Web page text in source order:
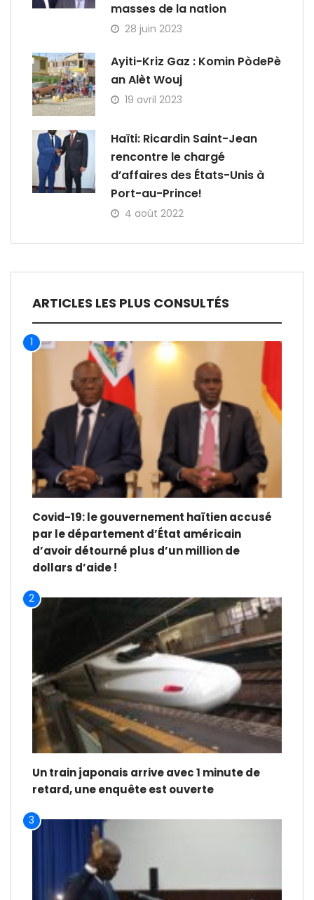
masses de la nation
28 juin 2023
Ayiti-Kriz Gaz : Komin PòdePè
an Alèt Wouj
19 avril 2023
Haïti: Ricardin Saint-Jean
rencontre le chargé
d’affaires des États-Unis à
Port-au-Prince!
4 août 2022
ARTICLES LES PLUS CONSULTÉS
1
Covid-19: le gouvernement haïtien accusé
par le département d’État américain
d’avoir détourné plus d’un million de
dollars d’aide !
2
Un train japonais arrive avec 1 minute de
retard, une enquête est ouverte
3